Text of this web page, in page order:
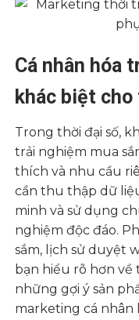
Cá nhân hóa
khác biệt
Trong thời đại số,
trải nghiệm mua
thích và nhu cầu
cần thu thập dữ
minh và sử dụng
nghiệm độc đáo.
sắm, lịch sử duyệt
bạn hiểu rõ hơn về
những gợi ý sản
marketing cá nhân